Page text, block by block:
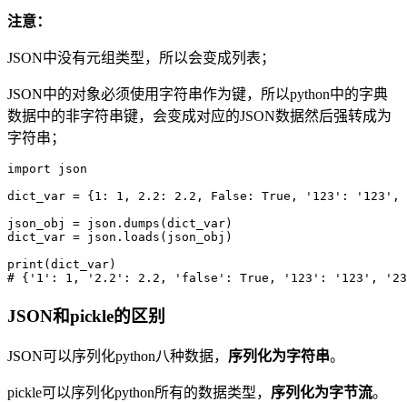
注意：
JSON中没有元组类型，所以会变成列表；
JSON中的对象必须使用字符串作为键，所以python中的字典
数据中的非字符串键，会变成对应的JSON数据然后强转成为
字符串；
import json
dict_var = {1: 1, 2.2: 2.2, False: True, '123': '123',
json_obj = json.dumps(dict_var)
dict_var = json.loads(json_obj)
print(dict_var)
JSON和pickle的区别
JSON可以序列化python八种数据， 序列化为字符串。
pickle可以序列化python所有的数据类型， 序列化为字节流。